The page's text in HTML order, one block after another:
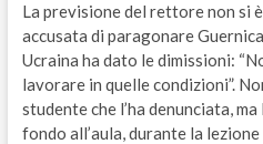
La previsione del rettore non si
accusata di paragonare
Ucraina ha dato le dimissioni:
lavorare in quelle condizioni”.
studente che l’ha denunciata,
fondo all’aula, durante la